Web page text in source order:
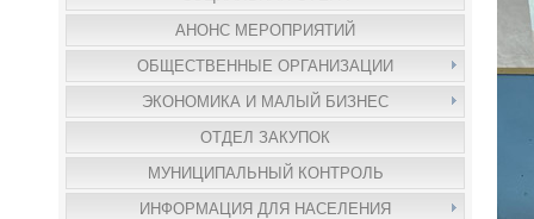
АНОНС МЕРОПРИЯТИЙ
ОБЩЕСТВЕННЫЕ ОРГАНИЗАЦИИ
ЭКОНОМИКА И МАЛЫЙ БИЗНЕС
ОТДЕЛ ЗАКУПОК
МУНИЦИПАЛЬНЫЙ КОНТРОЛЬ
ИНФОРМАЦИЯ ДЛЯ НАСЕЛЕНИЯ